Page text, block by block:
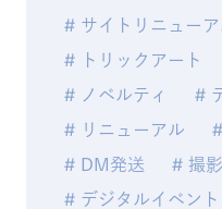
サイトリニューア
トリックアート
ノベルティ
リニューアル
DM発送
撮影
デジタルイベント